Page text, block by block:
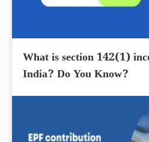
What is section 142(1)
India? Do You Know?